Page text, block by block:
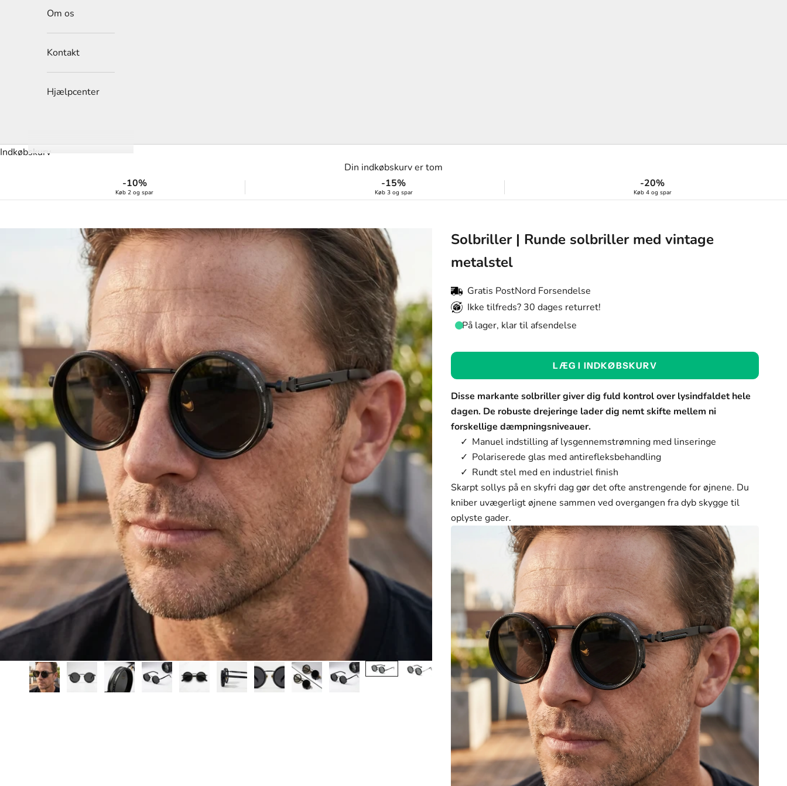
Om os
Kontakt
Hjælpcenter
Indkøbskurv
Din indkøbskurv er tom
-10%
Køb 2 og spar
-15%
Køb 3 og spar
-20%
Køb 4 og spar
Solbriller | Runde solbriller med vintage
metalstel
Gratis PostNord Forsendelse
Ikke tilfreds? 30 dages returret!
På lager, klar til afsendelse
Kontaktlinsers farve:
Kontaktlinsers farve
Sort
Sølv
Guld
LÆG I INDKØBSKURV
Disse markante solbriller giver dig fuld kontrol over lysindfaldet hele
dagen. De robuste drejeringe lader dig nemt skifte mellem ni
forskellige dæmpningsniveauer.
Manuel indstilling af lysgennemstrømning med linseringe
Polariserede glas med antirefleksbehandling
Rundt stel med en industriel finish
Skarpt sollys på en skyfri dag gør det ofte anstrengende for øjnene. Du
kniber uvægerligt øjnene sammen ved overgangen fra dyb skygge til
oplyste gader.